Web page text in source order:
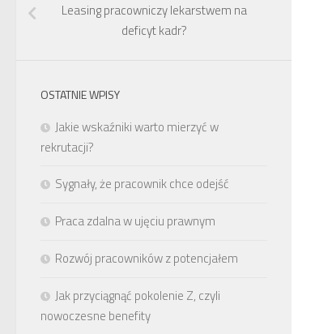
Leasing pracowniczy lekarstwem na
deficyt kadr?
OSTATNIE WPISY
Jakie wskaźniki warto mierzyć w
rekrutacji?
Sygnały, że pracownik chce odejść
Praca zdalna w ujęciu prawnym
Rozwój pracowników z potencjałem
Jak przyciągnąć pokolenie Z, czyli
nowoczesne benefity